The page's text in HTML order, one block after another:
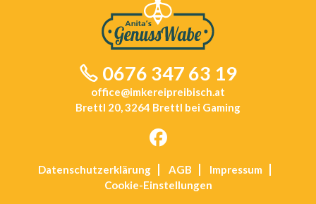
0676 347 63 19
office@imkereipreibisch.at
Brettl 20, 3264 Brettl bei Gaming
a
Datenschutz­erklärung AGB
Impressum
Cookie-Einstellungen